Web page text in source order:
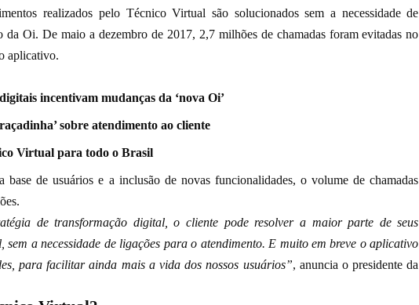
realizados pelo Técnico Virtual são solucionados sem a necessidade de
da Oi. De maio a dezembro de 2017, 2,7 milhões de chamadas foram evitadas no
aplicativo.
incentivam mudanças da ‘nova Oi’
sobre atendimento ao cliente
Virtual para todo o Brasil
de usuários e a inclusão de novas funcionalidades, o volume de chamadas
de transformação digital, o cliente pode resolver a maior parte de seus
sem a necessidade de ligações para o atendimento. E muito em breve o aplicativo
para facilitar ainda mais a vida dos nossos usuários”, anuncia o presidente da